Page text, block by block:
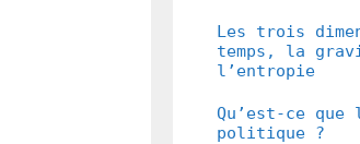
Les trois
temps, la
l’entropie
Qu’est-ce que
politique ?